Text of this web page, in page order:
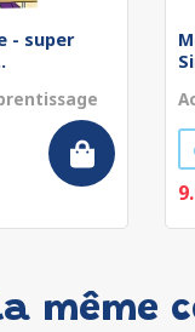
- super
même